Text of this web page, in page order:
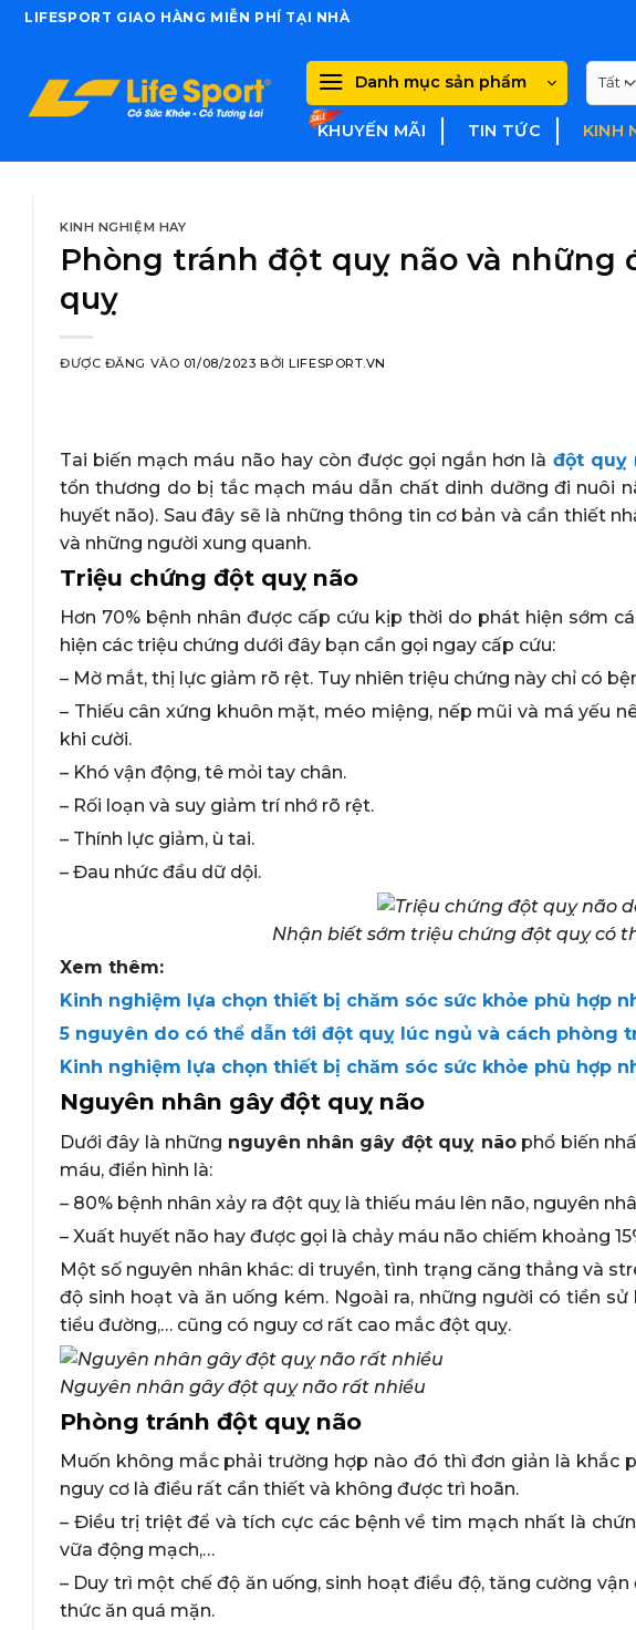
SkipLIFESPORT GIAO HÀNG MIỄN PHÍ TẠI NHÀ
Danh mục sản phẩm
KHUYẾN MÃI TIN TỨC KINH
KINH NGHIỆM HAY
Phòng tránh đột quỵ não và những
quỵ
ĐƯỢC ĐĂNG VÀO 01/08/2023 BỞILIFESPORT.VN
Tai biến mạch máu não hay còn được gọi ngắn hơn là đột quỵ
tổn thương do bị tắc mạch máu dẫn chất dinh dưỡng đi nuôi
huyết não). Sau đây sẽ là những thông tin cơ bản và cần thiết
và những người xung quanh.
Triệu chứng đột quỵ não
Hơn 70% bệnh nhân được cấp cứu kịp thời do phát hiện sớm
hiện các triệu chứng dưới đây bạn cần gọi ngay cấp cứu:
– Mờ mắt, thị lực giảm rõ rệt. Tuy nhiên triệu chứng này chỉ có
– Thiếu cân xứng khuôn mặt, méo miệng, nếp mũi và má yếu
khi cười.
– Khó vận động, tê mỏi tay chân.
– Rối loạn và suy giảm trí nhớ rõ rệt.
– Thính lực giảm, ù tai.
– Đau nhức đầu dữ dội.
Nhận biết sớm triệu chứng đột quỵ có
Xem thêm:
Kinh nghiệm lựa chọn thiết bị chăm sóc sức khỏe phù hợp
5 nguyên do có thể dẫn tới đột quỵ lúc ngủ và cách phòng
Kinh nghiệm lựa chọn thiết bị chăm sóc sức khỏe phù hợp
Nguyên nhân gây đột quỵ não
Dưới đây là những nguyên nhân gây đột quỵ nãophổ biến
máu, điển hình là:
– 80% bệnh nhân xảy ra đột quỵ là thiếu máu lên não, nguyên
– Xuất huyết não hay được gọi là chảy máu não chiếm khoảng
Một số nguyên nhân khác: di truyền, tình trạng căng thẳng và
độ sinh hoạt và ăn uống kém. Ngoài ra, những người có tiền
tiểu đường,… cũng có nguy cơ rất cao mắc đột quỵ.
Nguyên nhân gây đột quỵ não rất nhiều
Phòng tránh đột quỵ não
Muốn không mắc phải trường hợp nào đó thì đơn giản là khắc
nguy cơ là điều rất cần thiết và không được trì hoãn.
– Điều trị triệt để và tích cực các bệnh về tim mạch nhất là
vữa động mạch,…
– Duy trì một chế độ ăn uống, sinh hoạt điều độ, tăng cường
thức ăn quá mặn.